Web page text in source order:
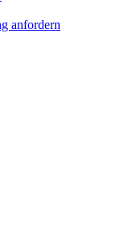
anfordern